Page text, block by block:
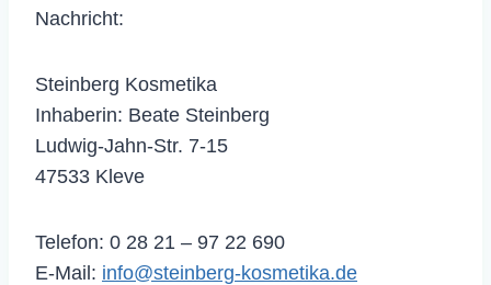
Nachricht:
Steinberg Kosmetika
Inhaberin: Beate Steinberg
Ludwig-Jahn-Str. 7-15
47533 Kleve
Telefon: 0 28 21 – 97 22 690
E-Mail: info@steinberg-kosmetika.de